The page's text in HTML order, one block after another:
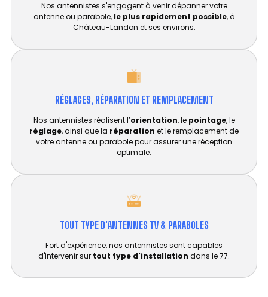
Nos antennistes s'engagent à venir dépanner votre
antenne ou parabole, le plus rapidement possible, à
Château-Landon et ses environs.
RÉGLAGES, RÉPARATION ET REMPLACEMENT​
Nos antennistes réalisent l’orientation, le pointage, le
réglage, ainsi que la réparation et le remplacement de
votre antenne ou parabole pour assurer une réception
optimale.
TOUT TYPE D'ANTENNES TV & PARABOLES
Fort d'expérience, nos antennistes sont capables
d'intervenir sur tout type d'installation dans le 77.